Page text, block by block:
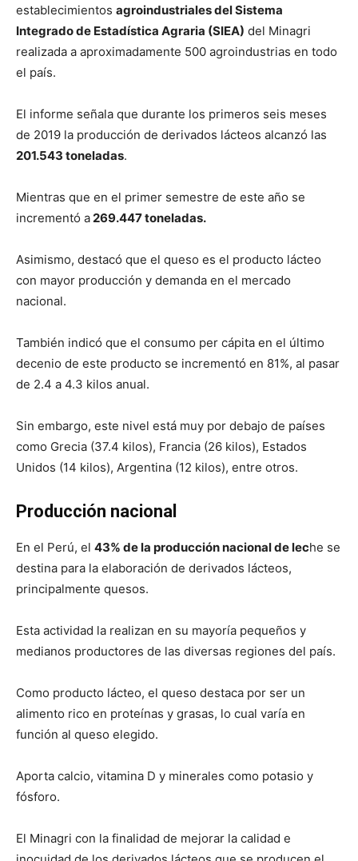
establecimientos agroindustriales del Sistema
Integrado de Estadística Agraria (SIEA) del Minagri
realizada a aproximadamente 500 agroindustrias en todo
el país.
El informe señala que durante los primeros seis meses
de 2019 la producción de derivados lácteos alcanzó las
201.543 toneladas.
Mientras que en el primer semestre de este año se
incrementó a269.447 toneladas.
Asimismo, destacó que el queso es el producto lácteo
con mayor producción y demanda en el mercado
nacional.
También indicó que el consumo per cápita en el último
decenio de este producto se incrementó en 81%, al pasar
de 2.4 a 4.3 kilos anual.
Sin embargo, este nivel está muy por debajo de países
como Grecia (37.4 kilos), Francia (26 kilos), Estados
Unidos (14 kilos), Argentina (12 kilos), entre otros.
Producción nacional
En el Perú, el 43% de la producción nacional de leche se
destina para la elaboración de derivados lácteos,
principalmente quesos.
Esta actividad la realizan en su mayoría pequeños y
medianos productores de las diversas regiones del país.
Como producto lácteo, el queso destaca por ser un
alimento rico en proteínas y grasas, lo cual varía en
función al queso elegido.
Aporta calcio, vitamina D y minerales como potasio y
fósforo.
El Minagri con la finalidad de mejorar la calidad e